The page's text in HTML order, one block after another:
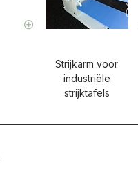
Strijkarm voor
industriële
strijktafels